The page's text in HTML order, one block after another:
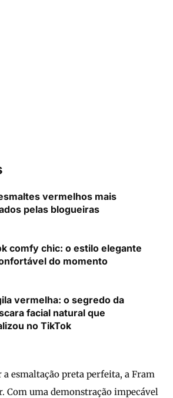
vermelhos mais
pelas blogueiras
comfy chic: o estilo elegante
do momento
vermelha: o segredo da
facial natural que
no TikTok
a esmaltação preta perfeita, a Fram
Com uma demonstração impecável